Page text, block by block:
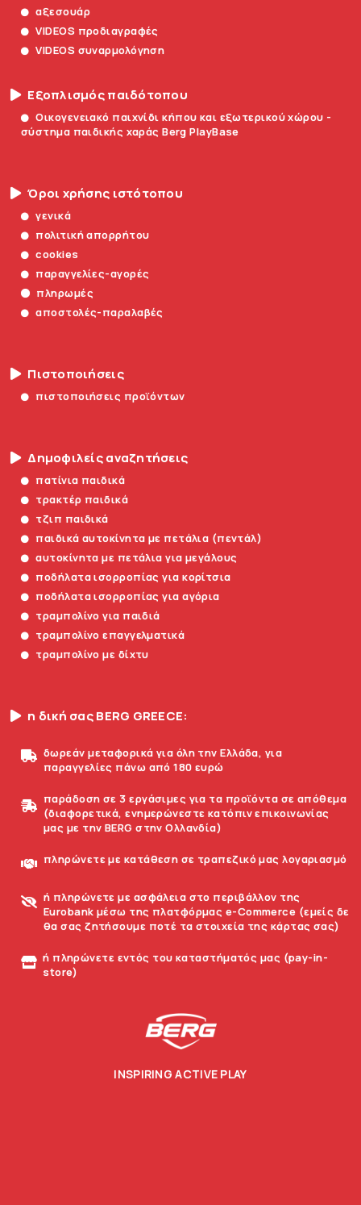
αξεσουάρ
VIDEOS προδιαγραφές
VIDEOS συναρμολόγηση
Εξοπλισμός παιδότοπου
Οικογενειακό παιχνίδι κήπου και εξωτερικού χώρου -
σύστημα παιδικής χαράς Berg PlayBase
Όροι χρήσης ιστότοπου
γενικά
πολιτική απορρήτου
cookies
παραγγελίες-αγορές
πληρωμές
αποστολές-παραλαβές
Πιστοποιήσεις
πιστοποιήσεις προϊόντων
Δημοφιλείς αναζητήσεις
πατίνια παιδικά
τρακτέρ παιδικά
τζιπ παιδικά
παιδικά αυτοκίνητα με πετάλια (πεντάλ)
αυτοκίνητα με πετάλια για μεγάλους
ποδήλατα ισορροπίας για κορίτσια
ποδήλατα ισορροπίας για αγόρια
τραμπολίνο για παιδιά
τραμπολίνο επαγγελματικά
τραμπολίνο με δίχτυ
η δική σας BERG GREECE:
δωρεάν μεταφορικά για όλη την Ελλάδα, για
παραγγελίες πάνω από 180 ευρώ
παράδοση σε 3 εργάσιμες για τα προϊόντα σε απόθεμα
(διαφορετικά, ενημερώνεστε κατόπιν επικοινωνίας
μας με την BERG στην Ολλανδία)
πληρώνετε με κατάθεση σε τραπεζικό μας λογαριασμό
ή πληρώνετε με ασφάλεια στο περιβάλλον της
Eurobank μέσω της πλατφόρμας e-Commerce (εμείς δε
θα σας ζητήσουμε ποτέ τα στοιχεία της κάρτας σας)
ή πληρώνετε εντός του καταστήματός μας (pay-in-
store)
INSPIRING ACTIVE PLAY